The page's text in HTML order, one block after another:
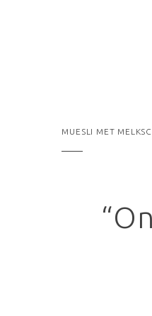
MUESLI MET